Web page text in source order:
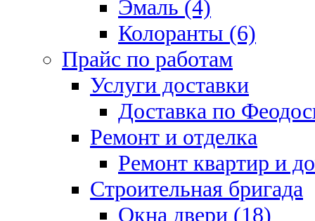
Эмаль (4)
Колоранты (6)
Прайс по работам
Услуги доставки
Доставка по
Ремонт и отделка
Ремонт квартир и
Строительная бригада
Окна двери (18)